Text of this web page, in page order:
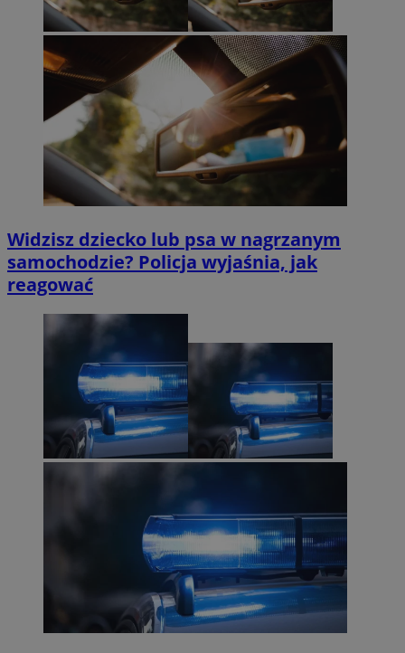
Widzisz dziecko lub psa w nagrzanym
samochodzie? Policja wyjaśnia, jak
reagować